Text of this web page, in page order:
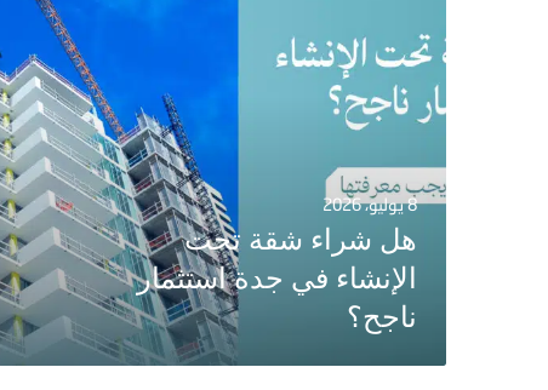
8 يوليو، 2026
هل شراء شقة تحت
الإنشاء في جدة استثمار
ناجح؟